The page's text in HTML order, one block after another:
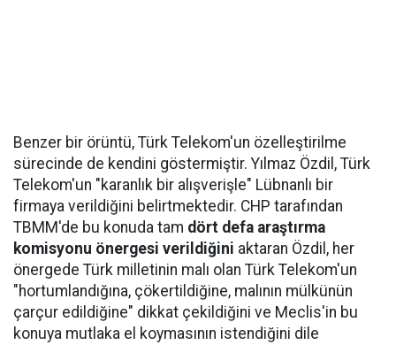
Benzer bir örüntü, Türk Telekom'un özelleştirilme
sürecinde de kendini göstermiştir. Yılmaz Özdil, Türk
Telekom'un "karanlık bir alışverişle" Lübnanlı bir
firmaya verildiğini belirtmektedir. CHP tarafından
TBMM'de bu konuda tam dört defa araştırma
komisyonu önergesi verildiğini aktaran Özdil, her
önergede Türk milletinin malı olan Türk Telekom'un
"hortumlandığına, çökertildiğine, malının mülkünün
çarçur edildiğine" dikkat çekildiğini ve Meclis'in bu
konuya mutlaka el koymasının istendiğini dile